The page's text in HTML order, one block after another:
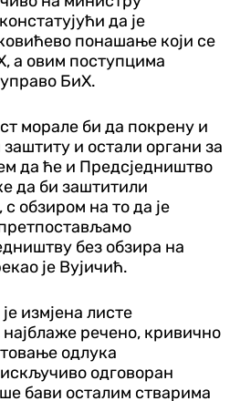
да је
понашање који се
а овим поступцима
БиХ.
морале би да покрену и
и остали органи за
да ће и Предсједништво
да би заштитили
обзиром на то да је
без обзира на
је Вујичић.
измјена листе
најблаже речено, кривично
одлука
одговоран
бави осталим стварима